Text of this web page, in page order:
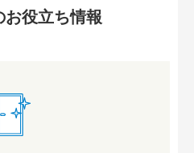
お役立ち情報